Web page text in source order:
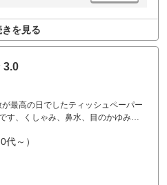
きを見る
3.0
最高の日でしたティッシュペーパー
す、くしゃみ、鼻水、目のかゆみ、
もスムーズでしたのでそれほどスト
早くもなく遅くもなくですが意外と
会があれば又の利用を考えたいと思
代～）